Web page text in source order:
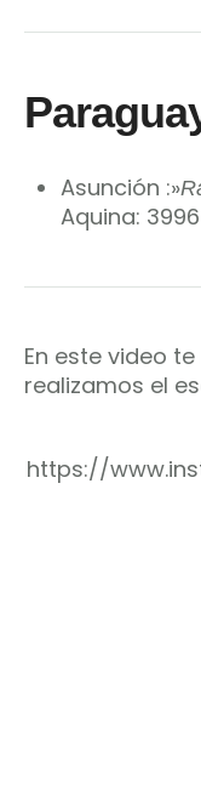
Asunción :»
Aquina:
En este video
realizamos el
https://